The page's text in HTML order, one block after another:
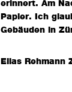
erinnert. Am
Papier. Ich
Gebäuden in
Elias Rehmann